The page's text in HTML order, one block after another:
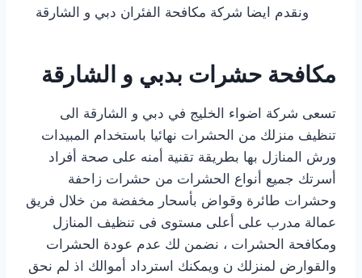
ونقدم ايضا شركة مكافحة الفئران دبي و الشارقة
مكافحة حشرات بدبي و الشارقة
تسعى شركة اضواء الخليج في دبي و الشارقة الى
تنظيف منزلك من الحشرات نهائيا باستخدام المبيدات
ورش المنازل بها بطريقة تقنية أمنه على صحة أفراد
أسرتك جميع أنواع الحشرات من حشرات زاحفة
وحشرات طائرة وقواض بأسحار مخفضة من خلال فريق
عمالة مدرب على أعلى مستوى فى تنظيف المنازل
ومكافحة الحشرات ، نضمن لك عدم عودة الحشرات
والقوارض لمنزلك ن ويمكنك استرداد أموالك اذ لم نحق